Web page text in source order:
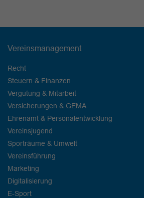
Vereinsmanagement
Recht
Steuern & Finanzen
Vergütung & Mitarbeit
Versicherungen & GEMA
Ehrenamt & Personalentwicklung
Vereinsjugend
Sporträume & Umwelt
Vereinsführung
Marketing
Digitalisierung
E-Sport